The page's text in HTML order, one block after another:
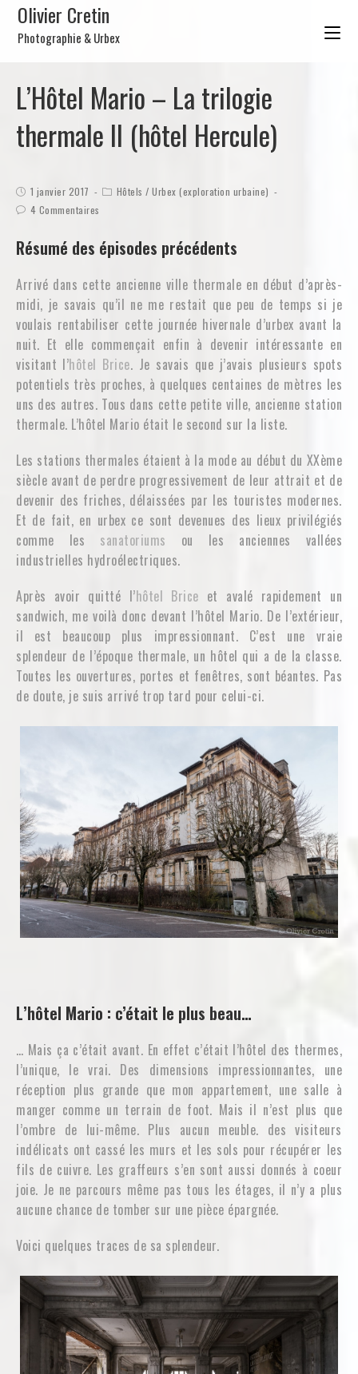
Olivier Cretin
Photographie & Urbex
L’Hôtel Mario – La trilogie
thermale II (hôtel Hercule)
1 janvier 2017 Hôtels / Urbex (exploration urbaine)
4 Commentaires
Résumé des épisodes précédents
Arrivé dans cette ancienne ville thermale en début d’après-
midi, je savais qu’il ne me restait que peu de temps si je
voulais rentabiliser cette journée hivernale d’urbex avant la
nuit. Et elle commençait enfin à devenir intéressante en
visitant l’hôtel Brice. Je savais que j’avais plusieurs spots
potentiels très proches, à quelques centaines de mètres les
uns des autres. Tous dans cette petite ville, ancienne station
thermale. L’hôtel Mario était le second sur la liste.
Les stations thermales étaient à la mode au début du XXème
siècle avant de perdre progressivement de leur attrait et de
devenir des friches, délaissées par les touristes modernes.
Et de fait, en urbex ce sont devenues des lieux privilégiés
comme les sanatoriums ou les anciennes vallées
industrielles hydroélectriques.
Après avoir quitté l’hôtel Brice et avalé rapidement un
sandwich, me voilà donc devant l’hôtel Mario. De l’extérieur,
il est beaucoup plus impressionnant. C’est une vraie
splendeur de l’époque thermale, un hôtel qui a de la classe.
Toutes les ouvertures, portes et fenêtres, sont béantes. Pas
de doute, je suis arrivé trop tard pour celui-ci.
L’hôtel Mario : c’était le plus beau…
… Mais ça c’était avant. En effet c’était l’hôtel des thermes,
l’unique, le vrai. Des dimensions impressionnantes, une
réception plus grande que mon appartement, une salle à
manger comme un terrain de foot. Mais il n’est plus que
l’ombre de lui-même. Plus aucun meuble. des visiteurs
indélicats ont cassé les murs et les sols pour récupérer les
fils de cuivre. Les graffeurs s’en sont aussi donnés à coeur
joie. Je ne parcours même pas tous les étages, il n’y a plus
aucune chance de tomber sur une pièce épargnée.
Voici quelques traces de sa splendeur.